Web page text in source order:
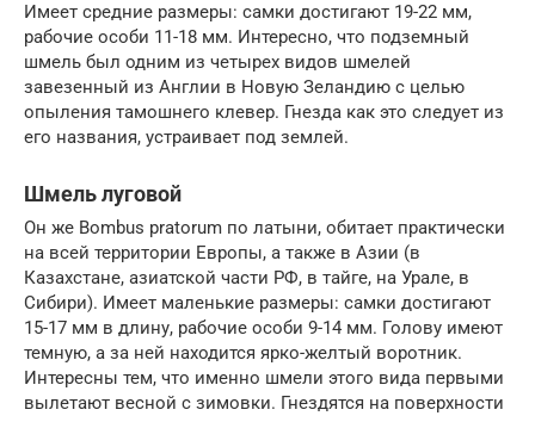
Имеет средние размеры: самки достигают 19-22 мм,
рабочие особи 11-18 мм. Интересно, что подземный
шмель был одним из четырех видов шмелей
завезенный из Англии в Новую Зеландию с целью
опыления тамошнего клевер. Гнезда как это следует из
его названия, устраивает под землей.
Шмель луговой
Он же Bombus pratorum по латыни, обитает практически
на всей территории Европы, а также в Азии (в
Казахстане, азиатской части РФ, в тайге, на Урале, в
Сибири). Имеет маленькие размеры: самки достигают
15-17 мм в длину, рабочие особи 9-14 мм. Голову имеют
темную, а за ней находится ярко-желтый воротник.
Интересны тем, что именно шмели этого вида первыми
вылетают весной с зимовки. Гнездятся на поверхности